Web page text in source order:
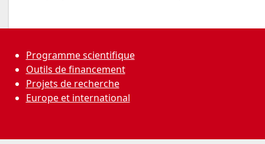
Programme scientifique
Outils de financement
Projets de recherche
Europe et international